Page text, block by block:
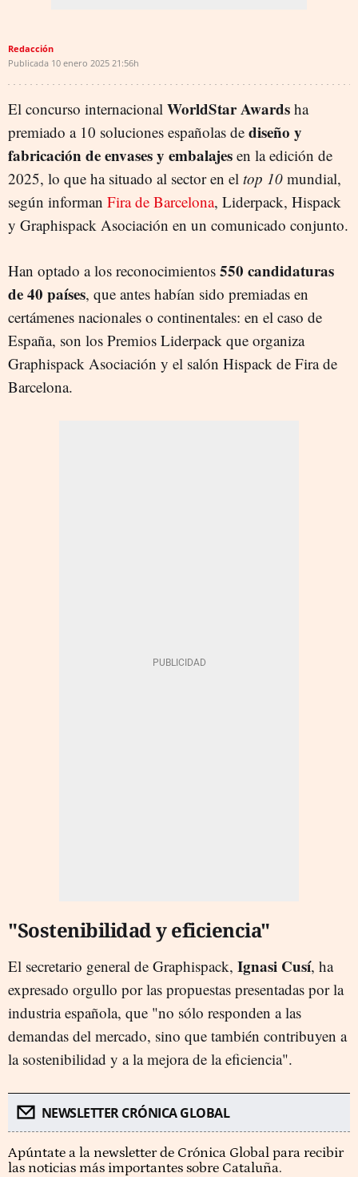
Redacción
Publicada 10 enero 2025 21:56h
El concurso internacional WorldStar Awards ha
premiado a 10 soluciones españolas de diseño y
fabricación de envases y embalajes en la edición de
2025, lo que ha situado al sector en el top 10 mundial,
según informan Fira de Barcelona, Liderpack, Hispack
y Graphispack Asociación en un comunicado conjunto.
Han optado a los reconocimientos 550 candidaturas
de 40 países, que antes habían sido premiadas en
certámenes nacionales o continentales: en el caso de
España, son los Premios Liderpack que organiza
Graphispack Asociación y el salón Hispack de Fira de
Barcelona.
"Sostenibilidad y eficiencia"
El secretario general de Graphispack, Ignasi Cusí, ha
expresado orgullo por las propuestas presentadas por la
industria española, que "no sólo responden a las
demandas del mercado, sino que también contribuyen a
la sostenibilidad y a la mejora de la eficiencia".
NEWSLETTER CRÓNICA GLOBAL
Apúntate a la newsletter de Crónica Global para recibir
las noticias más importantes sobre Cataluña.